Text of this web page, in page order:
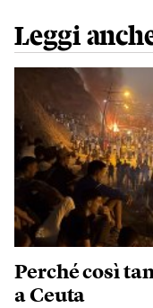
Leggi
Perché così
a Ceuta